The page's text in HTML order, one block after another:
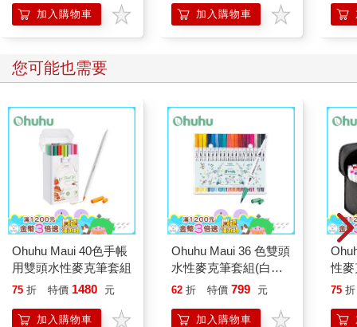
加入購物車 加入購物車
您可能也需要
Ohuhu Maui 40色手帳
用雙頭水性麥克筆套組
75 折 特價 1480 元
加入購物車
Ohuhu Maui 36 色雙頭
水性麥克筆套組(白色
包裝)
62 折 特價 799 元
加入購物車
性
系 (
75 折